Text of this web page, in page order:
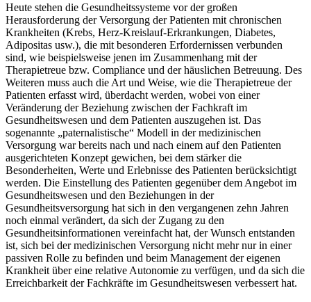
Heute stehen die Gesundheitssysteme vor der großen
Herausforderung der Versorgung der Patienten mit chronischen
Krankheiten (Krebs, Herz-Kreislauf-Erkrankungen, Diabetes,
Adipositas usw.), die mit besonderen Erfordernissen verbunden
sind, wie beispielsweise jenen im Zusammenhang mit der
Therapietreue bzw. Compliance und der häuslichen Betreuung. Des
Weiteren muss auch die Art und Weise, wie die Therapietreue der
Patienten erfasst wird, überdacht werden, wobei von einer
Veränderung der Beziehung zwischen der Fachkraft im
Gesundheitswesen und dem Patienten auszugehen ist. Das
sogenannte „paternalistische“ Modell in der medizinischen
Versorgung war bereits nach und nach einem auf den Patienten
ausgerichteten Konzept gewichen, bei dem stärker die
Besonderheiten, Werte und Erlebnisse des Patienten berücksichtigt
werden. Die Einstellung des Patienten gegenüber dem Angebot im
Gesundheitswesen und den Beziehungen in der
Gesundheitsversorgung hat sich in den vergangenen zehn Jahren
noch einmal verändert, da sich der Zugang zu den
Gesundheitsinformationen vereinfacht hat, der Wunsch entstanden
ist, sich bei der medizinischen Versorgung nicht mehr nur in einer
passiven Rolle zu befinden und beim Management der eigenen
Krankheit über eine relative Autonomie zu verfügen, und da sich die
Erreichbarkeit der Fachkräfte im Gesundheitswesen verbessert hat.